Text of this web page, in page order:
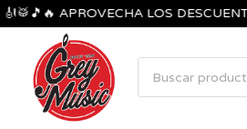
APROVECHA LOS DESCUENTOS